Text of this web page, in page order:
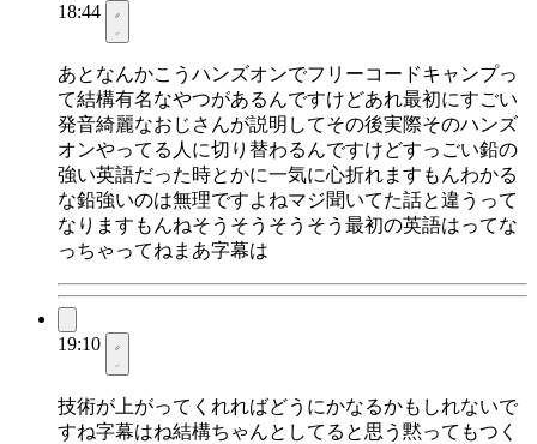
18:44
あとなんかこうハンズオンでフリーコードキャンプっ
て結構有名なやつがあるんですけどあれ最初にすごい
発音綺麗なおじさんが説明してその後実際そのハンズ
オンやってる人に切り替わるんですけどすっごい鉛の
強い英語だった時とかに一気に心折れますもんわかる
な鉛強いのは無理ですよねマジ聞いてた話と違うって
なりますもんねそうそうそうそう最初の英語はってな
っちゃってねまあ字幕は
19:10
技術が上がってくれればどうにかなるかもしれないで
すね字幕はね結構ちゃんとしてると思う黙ってもつく